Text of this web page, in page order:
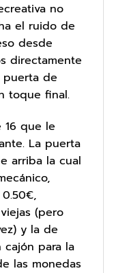
no
el ruido de
desde
directamente
puerta de
toque final.
16 que le
La puerta
arriba la cual
(pero
y la de
para la
las monedas